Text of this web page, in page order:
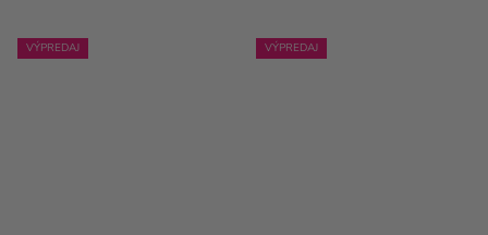
VÝPREDAJ VÝPREDAJ